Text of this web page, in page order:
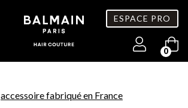
ESPACE PRO
0
accessoire fabriqué en France